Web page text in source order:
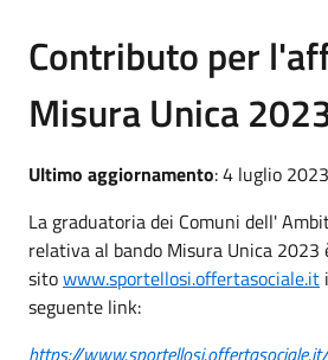
Contributo per
Misura Unica
Ultimo aggiornamento: 4 luglio
La graduatoria dei Comuni dell'
relativa al bando Misura Unica
sitowww.sportellosi.offertasociale.it
seguente link:
https://